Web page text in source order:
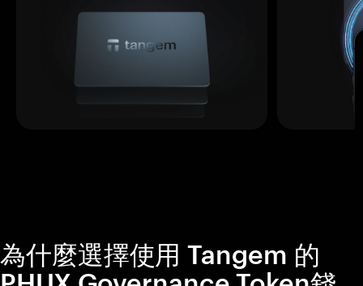
為什麼選擇使用 Tangem 的